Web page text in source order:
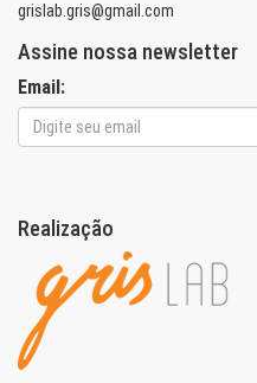
grislab.gris@gmail.com
Assine nossa newsletter
Email:
Realização